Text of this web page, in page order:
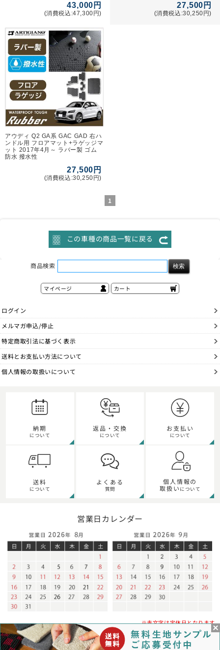
43,000円
(消費税込:47,300円)
27,500円
(消費税込:30,250円)
アウディ Q2 GA系 GAC GAD 右ハ
ンドル用 フロアマット+ラゲッジマ
ット 2017年4月～ ラバー製 ゴム
防水 撥水性
27,500円
(消費税込:30,250円)
1
この車種の商品一覧に戻る
商品検索
マイページ カート
ログイン
メルマガ申込/停止
特定商取引法に基づく表示
送料とお支払い方法について
個人情報の取扱いについて
納期
について
返品・交換
について
お支払い
について
送料
について
よくある
質問
個人情報の
取扱い について
営業日カレンダー
※赤文字は定休日となります